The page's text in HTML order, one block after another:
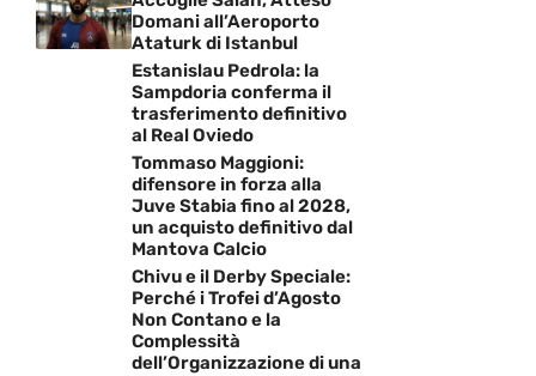
Domani all’Aeroporto
Ataturk di Istanbul
Estanislau Pedrola: la
Sampdoria conferma il
trasferimento definitivo
al Real Oviedo
Tommaso Maggioni:
difensore in forza alla
Juve Stabia fino al 2028,
un acquisto definitivo dal
Mantova Calcio
Chivu e il Derby Speciale:
Perché i Trofei d’Agosto
Non Contano e la
Complessità
dell’Organizzazione di una